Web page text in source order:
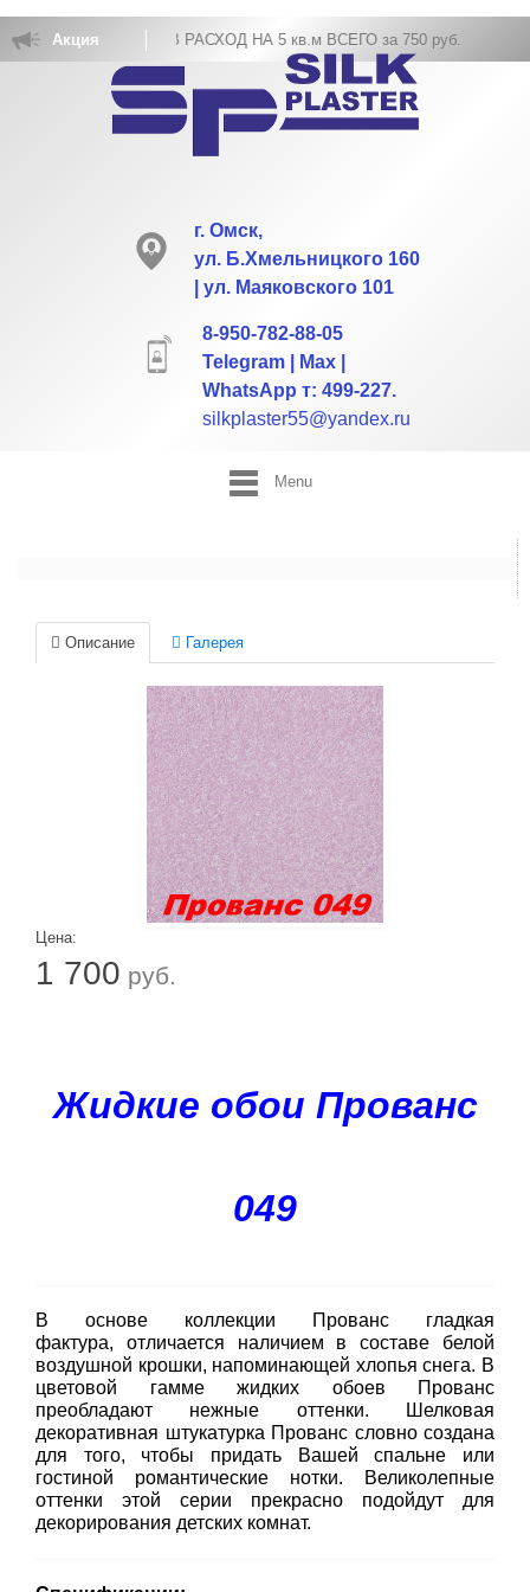
Акция
ЖИДКИХ ОБОЕВ РАСХОД НА 5 кв.м ВСЕГО за 750 руб.
г. Омск,
ул. Б.Хмельницкого 160
| ул. Маяковского 101
8-950-782-88-05
Telegram | Max |
WhatsApp т: 499-227.
silkplaster55@yandex.ru
Menu
Описание Галерея
Цена:
1 700 руб.
Жидкие обои Прованс
049
В основе коллекции Прованс гладкая
фактура, отличается наличием в составе белой
воздушной крошки, напоминающей хлопья снега. В
цветовой гамме жидких обоев Прованс
преобладают нежные оттенки. Шелковая
декоративная штукатурка Прованс словно создана
для того, чтобы придать Вашей спальне или
гостиной романтические нотки. Великолепные
оттенки этой серии прекрасно подойдут для
декорирования детских комнат.